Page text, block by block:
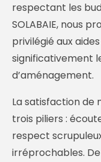
respectant les
SOLABAIE, nous
privilégié aux
significativement
d’aménagement.
La satisfaction de
trois piliers :
respect
irréprochables.